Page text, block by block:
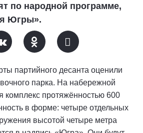
по народной программе,
Югры».
партийного десанта оценили
парка. На набережной
комплекс протяжённостью 600
в форме: четыре отдельных
высотой четыре метра